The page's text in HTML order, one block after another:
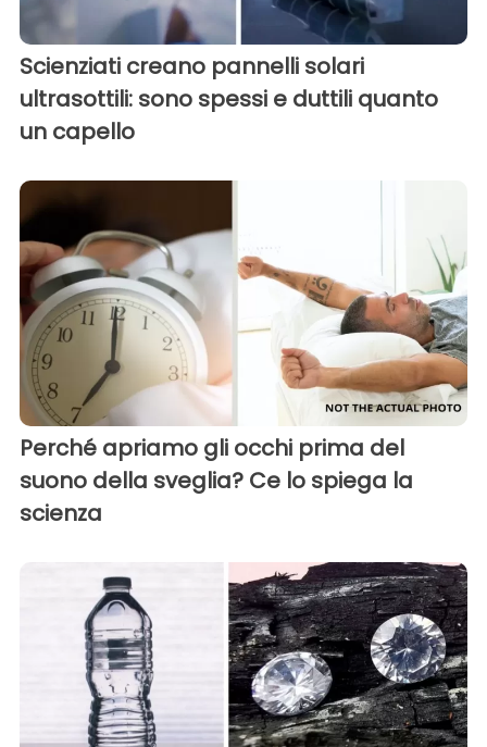
Scienziati creano pannelli solari
ultrasottili: sono spessi e duttili quanto
un capello
Perché apriamo gli occhi prima del
suono della sveglia? Ce lo spiega la
scienza